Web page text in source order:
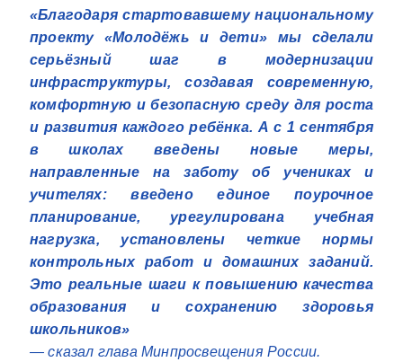
«Благодаря стартовавшему национальному
проекту «Молодёжь и дети» мы сделали
серьёзный шаг в модернизации
инфраструктуры, создавая современную,
комфортную и безопасную среду для роста
и развития каждого ребёнка. А с 1 сентября
в школах введены новые меры,
направленные на заботу об учениках и
учителях: введено единое поурочное
планирование, урегулирована учебная
нагрузка, установлены четкие нормы
контрольных работ и домашних заданий.
Это реальные шаги к повышению качества
образования и сохранению здоровья
школьников»
— сказал глава Минпросвещения России.